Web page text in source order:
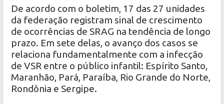
De acordo com o boletim, 17 das 27 unidades
da federação registram sinal de crescimento
de ocorrências de SRAG na tendência de longo
prazo. Em sete delas, o avanço dos casos se
relaciona fundamentalmente com a infecção
de VSR entre o público infantil: Espírito Santo,
Maranhão, Pará, Paraíba, Rio Grande do Norte,
Rondônia e Sergipe.